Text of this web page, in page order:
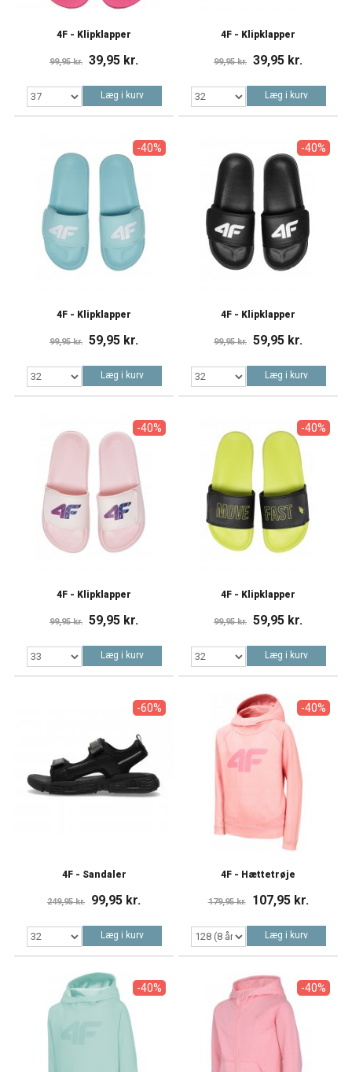
4F - Klipklapper
99,95 kr. 39,95 kr.
Læg i kurv
4F - Klipklapper
99,95 kr. 39,95 kr.
Læg i kurv
-40%
4F - Klipklapper
99,95 kr. 59,95 kr.
Læg i kurv
-40%
4F - Klipklapper
99,95 kr. 59,95 kr.
Læg i kurv
-40%
4F - Klipklapper
99,95 kr. 59,95 kr.
Læg i kurv
-40%
4F - Klipklapper
99,95 kr. 59,95 kr.
Læg i kurv
-60%
4F - Sandaler
249,95 kr. 99,95 kr.
Læg i kurv
-40%
4F - Hættetrøje
179,95 kr. 107,95 kr.
Læg i kurv
-40% -40%